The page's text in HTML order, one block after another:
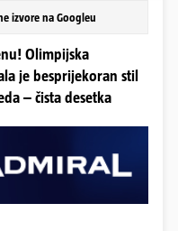
izvore na Googleu
Olimpijska
je besprijekoran stil
– čista desetka